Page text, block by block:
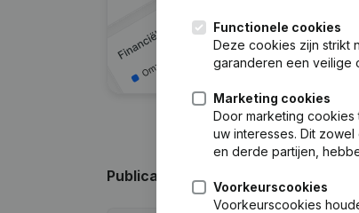
Publicaties van vivid
Functionele cookies
Deze cookies zijn strikt
garanderen een veilige
Marketing cookies
Door marketing
uw interesses. Dit
en derde partijen,
Voorkeurscookies
Voorkeurscookies